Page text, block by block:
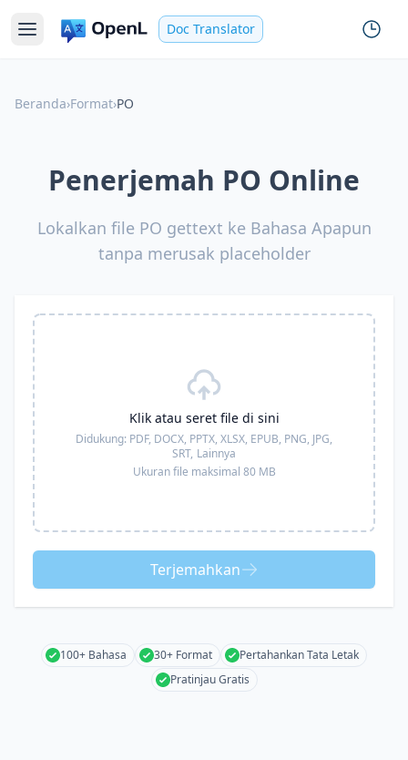
Doc Translator
Beranda›Format›PO
Penerjemah PO Online
Lokalkan file PO gettext ke Bahasa Apapun
tanpa merusak placeholder
Klik atau seret file di sini
Didukung: PDF, DOCX, PPTX, XLSX, EPUB, PNG, JPG,
SRT, Lainnya
Ukuran file maksimal 80 MB
Terjemahkan
100+ Bahasa 30+ Format
Pertahankan Tata Letak
Pratinjau Gratis